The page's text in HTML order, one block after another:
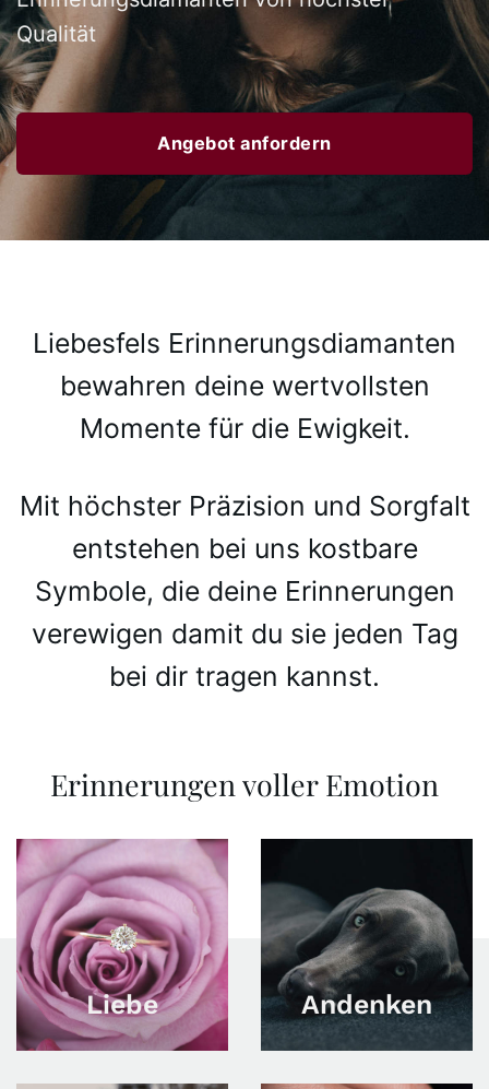
Qualität
Angebot anfordern
Liebesfels Erinnerungsdiamanten
bewahren deine wertvollsten
Momente für die Ewigkeit.
Mit höchster Präzision und Sorgfalt
entstehen bei uns kostbare
Symbole, die deine Erinnerungen
verewigen damit du sie jeden Tag
bei dir tragen kannst.
Erinnerungen voller Emotion
Liebe Andenken